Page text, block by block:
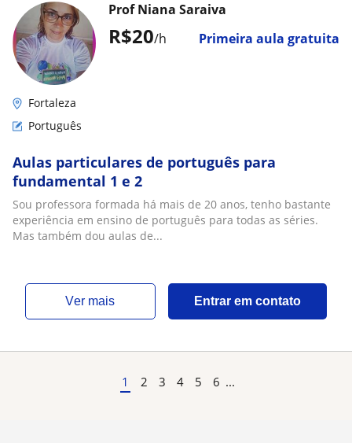
R$20/h Primeira aula gratuita
Prof Niana Saraiva
Fortaleza
Português
Aulas particulares de português para
fundamental 1 e 2
Sou professora formada há mais de 20 anos, tenho bastante
experiência em ensino de português para todas as séries.
Mas também dou aulas de...
ver mais Entrar em contato
1 2 3 4 5 6 ...